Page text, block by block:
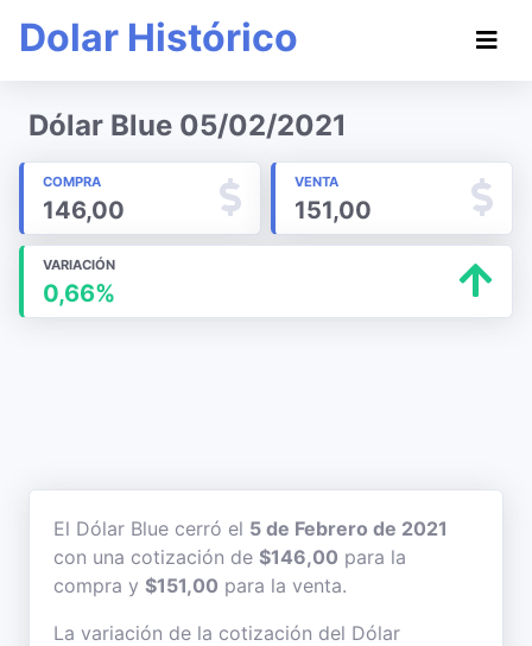
Dolar Histórico
Dólar Blue 05/02/2021
COMPRA
146,00
VENTA
151,00
VARIACIÓN
0,66%
El Dólar Blue cerró el 5 de Febrero de 2021
con una cotización de $146,00 para la
compra y $151,00 para la venta.
La variación de la cotización del Dólar